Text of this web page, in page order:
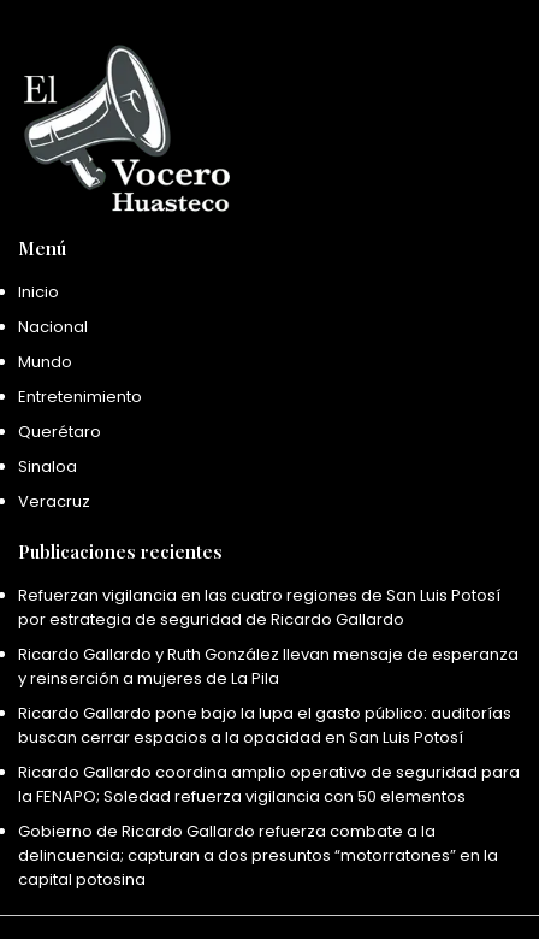
Menú
Inicio
Nacional
Mundo
Entretenimiento
Querétaro
Sinaloa
Veracruz
Publicaciones recientes
Refuerzan vigilancia en las cuatro regiones de San Luis Potosí
por estrategia de seguridad de Ricardo Gallardo
Ricardo Gallardo y Ruth González llevan mensaje de esperanza
y reinserción a mujeres de La Pila
Ricardo Gallardo pone bajo la lupa el gasto público: auditorías
buscan cerrar espacios a la opacidad en San Luis Potosí
Ricardo Gallardo coordina amplio operativo de seguridad para
la FENAPO; Soledad refuerza vigilancia con 50 elementos
Gobierno de Ricardo Gallardo refuerza combate a la
delincuencia; capturan a dos presuntos “motorratones” en la
capital potosina